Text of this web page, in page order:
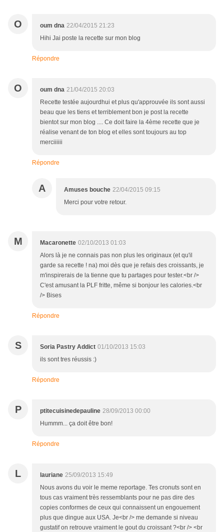
O oum dna 22/04/2015 21:23
Hihi Jai poste la recette sur mon blog
Répondre
O oum dna 21/04/2015 20:03
Recette testée aujourdhui et plus qu'approuvée ils sont aussi
beau que les tiens et terriblement bon je post la recette
bientot sur mon blog .... Ce doit faire la 4ème recette que je
réalise venant de ton blog et elles sont toujours au top
merciiiiii
Répondre
A Amuses bouche 22/04/2015 09:15
Merci pour votre retour.
M Macaronette 02/10/2013 01:03
Alors là je ne connais pas non plus les originaux (et qu'il
garde sa recette ! na) moi dès que je refais des croissants, je
m'inspirerais de la tienne que tu partages pour tester.<br />
C'est amusant la PLF fritte, même si bonjour les calories.<br
/> Bises
Répondre
S Soria Pastry Addict 01/10/2013 15:03
ils sont tres réussis :)
Répondre
P ptitecuisinedepauline 28/09/2013 00:00
Hummm... ça doit être bon!
Répondre
L lauriane 25/09/2013 15:49
Nous avons du voir le meme reportage. Tes cronuts sont en
tous cas vraiment très ressemblants pour ne pas dire des
copies conformes de ceux qui connaissent un engouement
plus que dingue aux USA. Je<br /> me demande si niveau
gustatif on retrouve vraiment le gout du croissant ?<br /> <br